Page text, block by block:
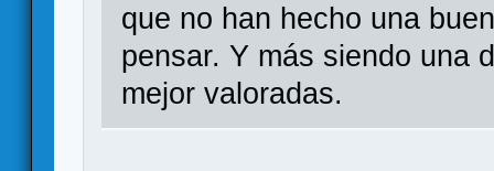
que no han hecho una
pensar. Y más siendo una
mejor valoradas.